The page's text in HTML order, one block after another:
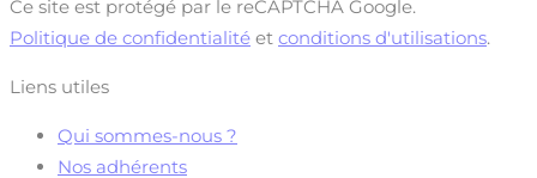
Ce site est protégé par le reCAPTCHA Google.
Politique de confidentialité et conditions d'utilisations.
Liens utiles
Qui sommes-nous ?
Nos adhérents